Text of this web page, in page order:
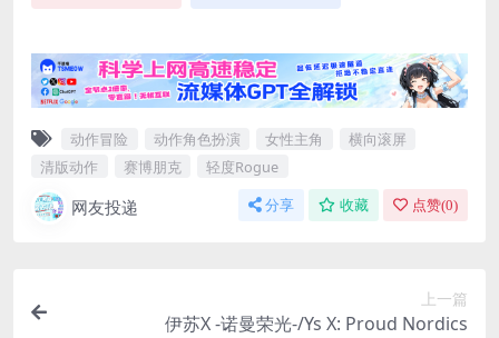
动作冒险 动作角色扮演 女性主角
横向滚屏
清版动作
赛博朋克 轻度Rogue
网友投递 分享 收藏 点赞(0)
上一篇
伊苏X -诺曼荣光-/Ys X: Proud Nordics